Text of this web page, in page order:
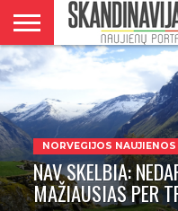
DANIJA
NORVEGIJA
ŠVEDIJA
LIETUVA
VERSLAS
NORVEGIJOS NAUJIENOS
NAV SKELBIA:
MAŽIAUSIAS PER